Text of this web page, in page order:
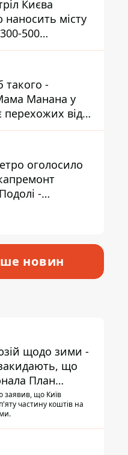
Києва
наносить місту
500
Петро
такого -
Манана у
перехожих від
оголосило
-
новин
щодо зими -
що
План
20%
заявив, що Київ
частину коштів на